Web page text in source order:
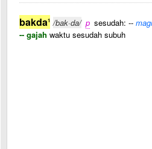
bakda1 /bak·da/ p sesudah: --
-- gajah waktu sesudah subuh